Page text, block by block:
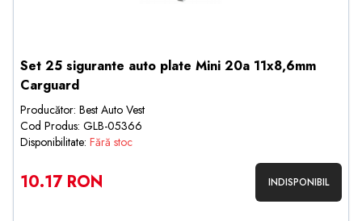
Set 25 sigurante auto plate Mini 20a 11x8,6mm
Carguard
Producător: Best Auto Vest
Cod Produs: GLB-05366
Disponibilitate: Fără stoc
10.17 RON INDISPONIBIL